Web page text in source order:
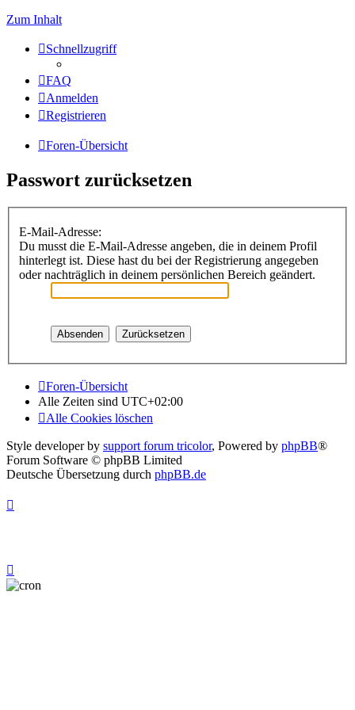
Zum Inhalt
Schnellzugriff
FAQ
Anmelden
Registrieren
Foren-Übersicht
Passwort zurücksetzen
E-Mail-Adresse:
Du musst die E-Mail-Adresse angeben, die in deinem Profil
hinterlegt ist. Diese hast du bei der Registrierung angegeben
oder nachträglich in deinem persönlichen Bereich geändert.
Foren-Übersicht
Alle Zeiten sind UTC+02:00
Alle Cookies löschen
Style developer by support forum tricolor, Powered by phpBB®
Forum Software © phpBB Limited
Deutsche Übersetzung durch phpBB.de